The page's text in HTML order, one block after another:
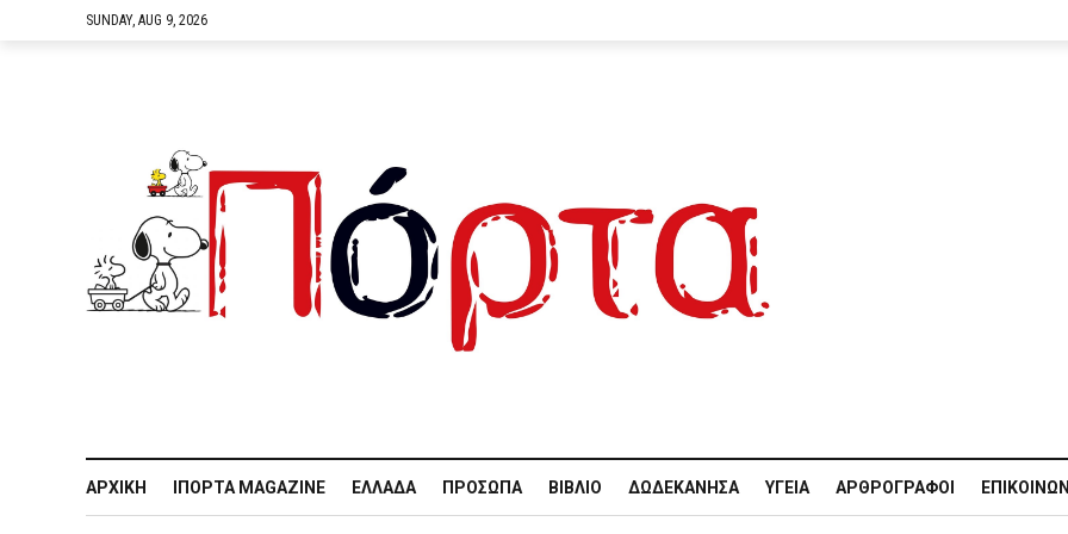
SUNDAY, AUG 9, 2026
ΑΡΧΙΚΉ IΠΌΡΤΑ MAGAZINE ΕΛΛΆΔΑ ΠΡΌΣΩΠΑ ΒΙΒΛΊΟ ΔΩΔΕΚΆΝΗΣΑ ΥΓΕΊΑ ΑΡΘΡΟΓΡΆΦΟΙ